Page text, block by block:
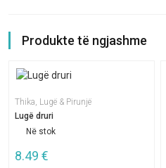
Produkte të ngjashme
Thika, Lugë & Pirunjë
Lugë druri
Në stok
8.49 €